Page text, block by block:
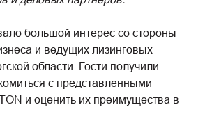
большой интерес со стороны
и ведущих лизинговых
области. Гости получили
с представленными
и оценить их преимущества в